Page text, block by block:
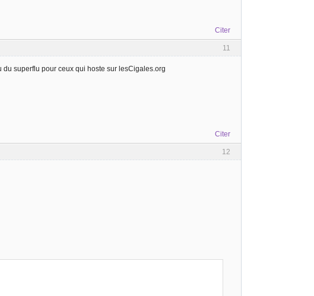
Citer
11
superflu pour ceux qui hoste sur lesCigales.org
Citer
12